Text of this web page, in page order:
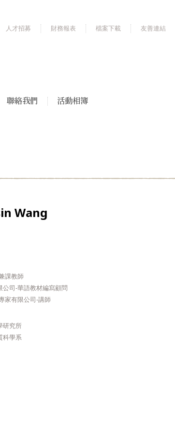
人才招募 財務報表 檔案下載 友善連結
Wang
課教師
公司-華語教材編寫顧問
家有限公司-講師
研究所
科學系